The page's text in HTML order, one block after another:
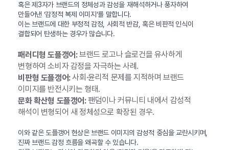
혹은 제3자가 브랜드의 정체성과 감성을 재해석하거나 풍자하여
만들어낸 ‘감정적 복제 이미지’를 말합니다.
이는 브랜드에 대한 부정적 감정, 사회적 반감, 혹은 비판적 인식이
결합되어 탄생하는 경우가 많습니다.
패러디형 도플갱어:브랜드 로고나 슬로건을 유사하게
변형하여 소비자 감정을 자극하는 사례.
비판형 도플갱어:사회·윤리적 문제를 지적하며 브랜드
이미지를 반전시키는 형태.
문화 확산형 도플갱어:팬덤이나 커뮤니티 내에서 감성적
해석이 변형되어 새 정체성으로 확장된 경우.
이와 같은 도플갱어 현상은 브랜드 이미지의 감성적 중심을 교란시키며,
진짜 브랜드 감정 흐름을 왜곡할 수 있습니다.